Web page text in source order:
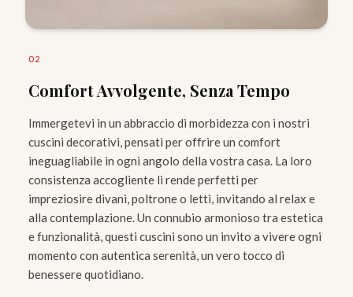
02
Comfort Avvolgente, Senza Tempo
Immergetevi in un abbraccio di morbidezza con i nostri
cuscini decorativi, pensati per offrire un comfort
ineguagliabile in ogni angolo della vostra casa. La loro
consistenza accogliente li rende perfetti per
impreziosire divani, poltrone o letti, invitando al relax e
alla contemplazione. Un connubio armonioso tra estetica
e funzionalità, questi cuscini sono un invito a vivere ogni
momento con autentica serenità, un vero tocco di
benessere quotidiano.